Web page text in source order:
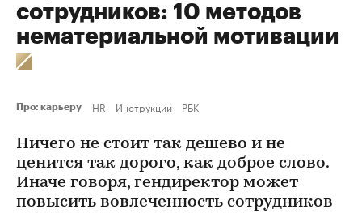
сотрудников: 10 методов
нематериальной мотивации
Про: карьеру HR Инструкции РБК
Ничего не стоит так дешево и не
ценится так дорого, как доброе слово.
Иначе говоря, гендиректор может
повысить вовлеченность сотрудников